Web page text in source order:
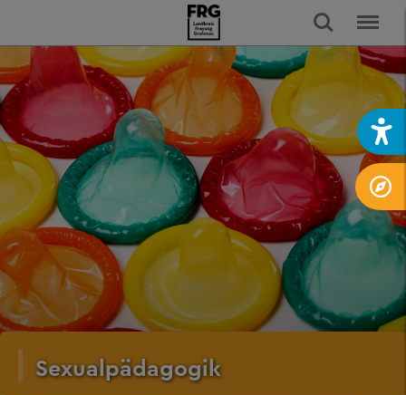
Sexualpädagogik